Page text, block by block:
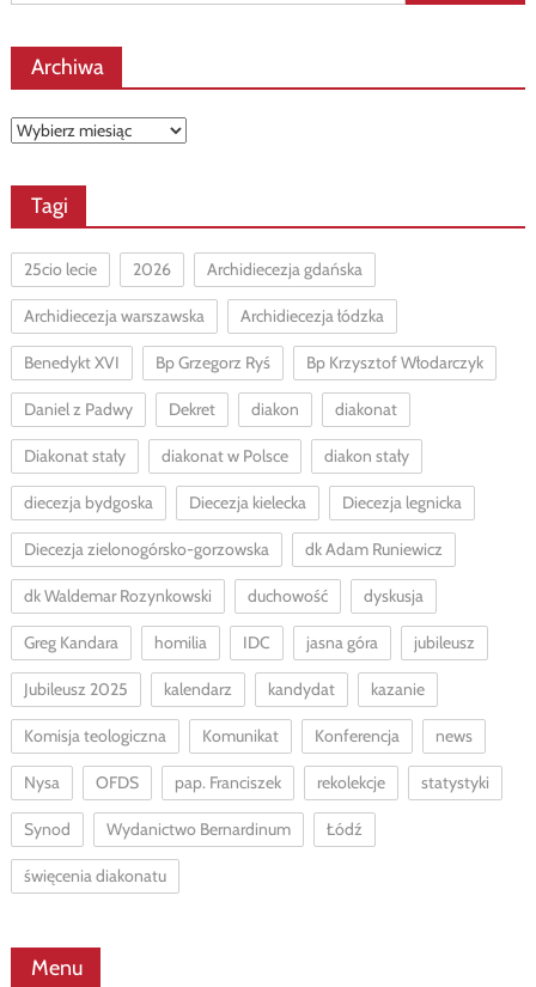
Archiwa
Archiwa
Tagi
25cio lecie 2026 Archidiecezja gdańska
Archidiecezja warszawska Archidiecezja łódzka
Benedykt XVI Bp Grzegorz Ryś Bp Krzysztof Włodarczyk
Daniel z Padwy Dekret diakon diakonat
Diakonat stały diakonat w Polsce diakon stały
diecezja bydgoska Diecezja kielecka Diecezja legnicka
Diecezja zielonogórsko-gorzowska dk Adam Runiewicz
dk Waldemar Rozynkowski duchowość dyskusja
Greg Kandara homilia IDC jasna góra jubileusz
Jubileusz 2025 kalendarz kandydat kazanie
Komisja teologiczna Komunikat Konferencja news
Nysa OFDS pap. Franciszek rekolekcje statystyki
Synod Wydanictwo Bernardinum Łódź
święcenia diakonatu
Menu